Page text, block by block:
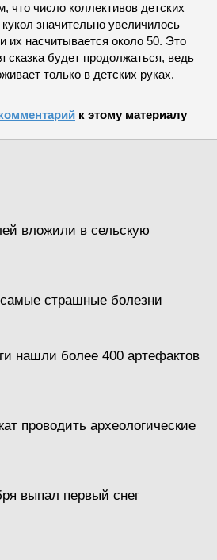
число коллективов детских
значительно увеличилось –
их насчитывается около 50. Это
сказка будет продолжаться, ведь
только в детских руках.
к этому материалу
вложили в сельскую
страшные болезни
нашли более 400 артефактов
проводить археологические
выпал первый снег